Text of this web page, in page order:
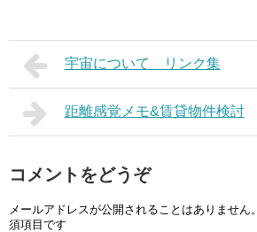
宇宙について リンク集
距離感覚メモ&賃貸物件検討
コメントをどうぞ
メールアドレスが公開されることはありません。
須項目です